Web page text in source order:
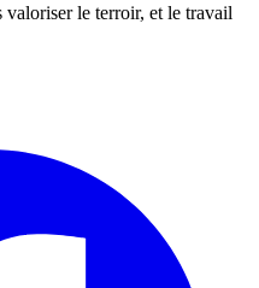
valoriser le terroir, et le travail